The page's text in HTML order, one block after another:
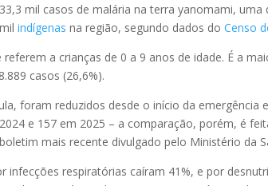
mil casos de malária na terra yanomami, uma
indígenas na região, segundo dados doCenso
a crianças de 0 a 9 anos de idade. É a
casos (26,6%).
foram reduzidos desde o início da emergência
e 157 em 2025 – a comparação, porém, é
mais recente divulgado pelo Ministério da
infecções respiratórias caíram 41%, e por